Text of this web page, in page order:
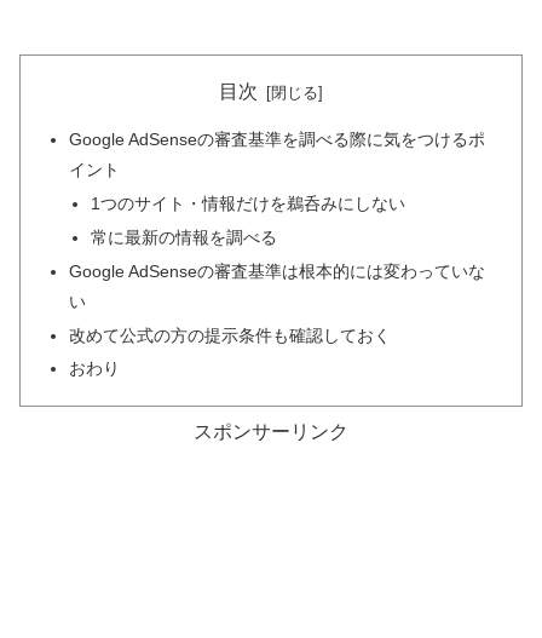
目次
Google AdSenseの審査基準を調べる際に気をつけるポ
イント
1つのサイト・情報だけを鵜呑みにしない
常に最新の情報を調べる
Google AdSenseの審査基準は根本的には変わっていな
い
改めて公式の方の提示条件も確認しておく
おわり
スポンサーリンク